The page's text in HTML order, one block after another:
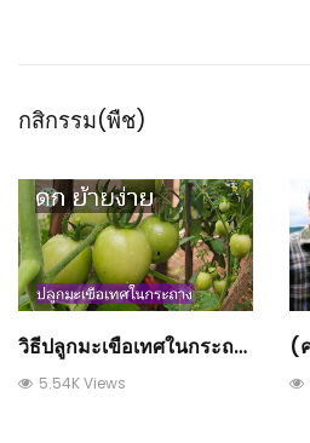
กสิกรรม(พืช)
วิธีปลูกมะเขือเทศในกระถางให้ออกลูกดก มีเก็บกินตลอด ทำได้เองง่ายๆ
5.54K Views